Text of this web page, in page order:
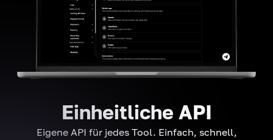
Einheitliche API
Eigene API für jedes Tool. Einfach, schnell,